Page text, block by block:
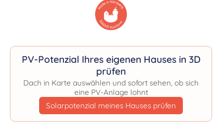
PV-Potenzial Ihres eigenen Hauses in 3D
prüfen
Dach in Karte auswählen und sofort sehen, ob sich
eine PV-Anlage lohnt
Solarpotenzial meines Hauses prüfen